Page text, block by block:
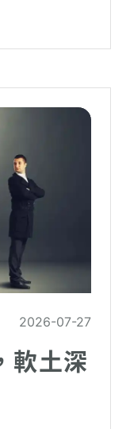
論述聽起來
至可能對正
2026-07-27
軟土深